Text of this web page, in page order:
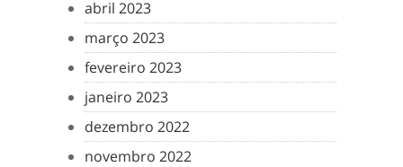
abril 2023
março 2023
fevereiro 2023
janeiro 2023
dezembro 2022
novembro 2022